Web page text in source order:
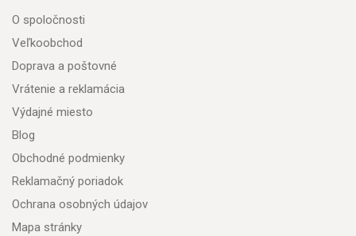
O spoločnosti
Veľkoobchod
Doprava a poštovné
Vrátenie a reklamácia
Výdajné miesto
Blog
Obchodné podmienky
Reklamačný poriadok
Ochrana osobných údajov
Mapa stránky